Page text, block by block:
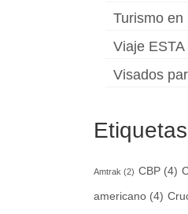
Turismo en
Viaje
Visados
Amtrak (2) CBP(4)
americano(4)